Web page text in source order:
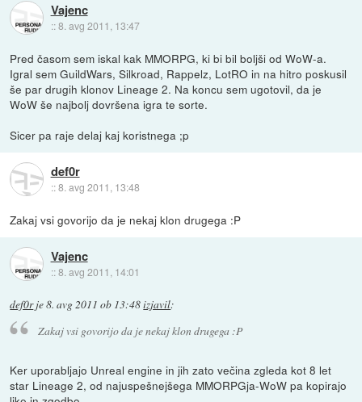
Vajenc
::8. avg 2011, 13:47
Pred časom sem iskal kak MMORPG, ki bi bil boljši od WoW-a.
Igral sem GuildWars, Silkroad, Rappelz, LotRO in na hitro poskusil
še par drugih klonov Lineage 2. Na koncu sem ugotovil, da je
WoW še najbolj dovršena igra te sorte.
Sicer pa raje delaj kaj koristnega ;p
def0r
::8. avg 2011, 13:48
Zakaj vsi govorijo da je nekaj klon drugega :P
Vajenc
::8. avg 2011, 14:01
def0rje8. avg 2011 ob 13:48izjavil:
Zakaj vsi govorijo da je nekaj klon drugega :P
Ker uporabljajo Unreal engine in jih zato večina zgleda kot 8 let
star Lineage 2, od najuspešnejšega MMORPGja-WoW pa kopirajo